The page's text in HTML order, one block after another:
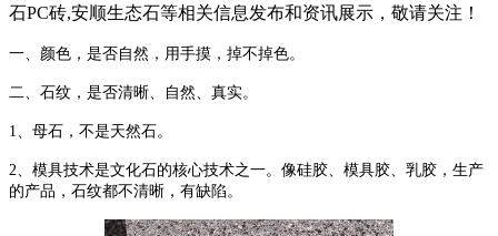
石PC砖,安顺生态石等相关信息发布和资讯展示，敬请关注！
一、颜色，是否自然，用手摸，掉不掉色。
二、石纹，是否清晰、自然、真实。
1、母石，不是天然石。
2、模具技术是文化石的核心技术之一。像硅胶、模具胶、乳胶，生产
的产品，石纹都不清晰，有缺陷。